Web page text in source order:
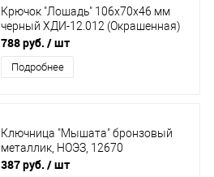
Крючок "Лошадь" 106х70х46 мм
черный ХДИ-12.012 (Окрашенная)
788 руб. / шт
Подробнее
Ключница "Мышата" бронзовый
металлик, НОЭЗ, 12670
387 руб. / шт